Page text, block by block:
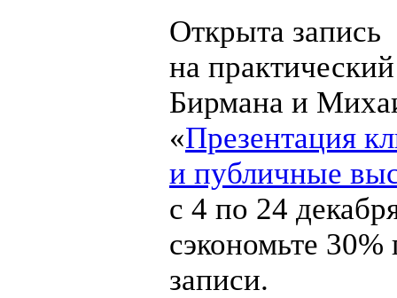
Открыта запись
на
Бирмана и
«Презентация
и публичные
с 4 по 24
сэкономьте
записи.